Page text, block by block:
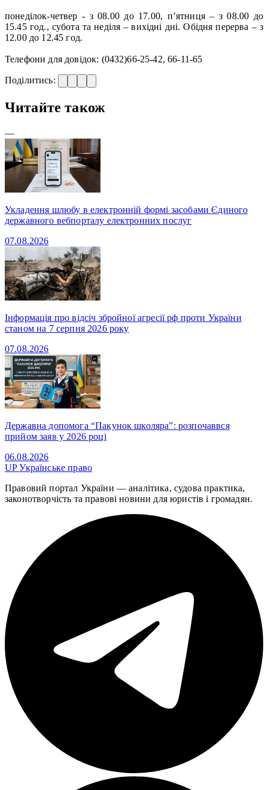
понеділок-четвер - з 08.00 до 17.00, п’ятниця – з 08.00 до
15.45 год., субота та неділя – вихідні дні. Обідня перерва – з
12.00 до 12.45 год.
Телефони для довідок: (0432)66-25-42, 66-11-65
Поділитись:
Читайте також
—
Укладення шлюбу в електронній формі засобами Єдиного
державного вебпорталу електронних послуг
07.08.2026
Інформація про відсіч збройної агресії рф проти України
станом на 7 серпня 2026 року
07.08.2026
Державна допомога “Пакунок школяра”: розпочаввся
прийом заяв у 2026 році
06.08.2026
UPУкраїнське право
Правовий портал України — аналітика, судова практика,
законотворчість та правові новини для юристів і громадян.